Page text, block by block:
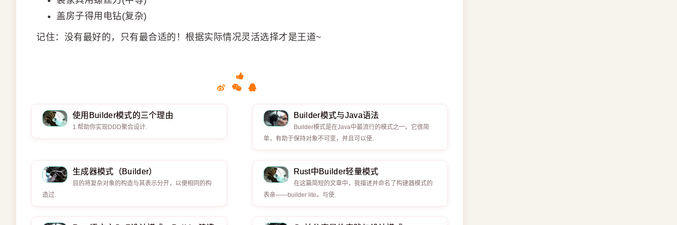
盖房子得用电钻(复杂)
记住：没有最好的，只有最合适的！根据实际情况灵活选择才是王道~
使用Builder模式的三个理由
1.帮助你实现DDD聚合设计.
Builder模式与Java语法
Builder模式是在Java中最流行的模式之一。它很简
单，有助于保持对象不可变，并且可以使.
生成器模式（Builder）
目的将复杂对象的构造与其表示分开，以便相同的构
造过.
Rust中Builder轻量模式
在这篇简短的文章中，我描述并命名了构建器模式的
表亲——builder lite。与使.